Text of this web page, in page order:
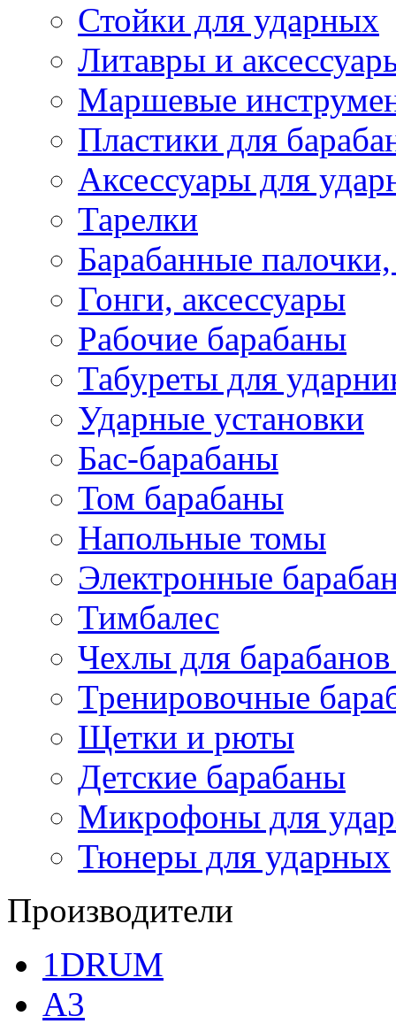
Стойки для ударных
Литавры и
Маршевые
Пластики для
Аксессуары для
Тарелки
Барабанные палочки,
Гонги, аксессуары
Рабочие барабаны
Табуреты для
Ударные установки
Бас-барабаны
Том барабаны
Напольные томы
Электронные
Тимбалес
Чехлы для
Тренировочные
Щетки и рюты
Детские барабаны
Микрофоны для
Тюнеры для ударных
Производители
1DRUM
A3